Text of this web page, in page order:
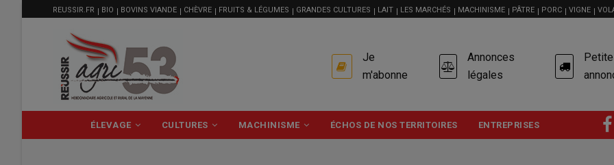
MENU
FILIÈRE
REUSSIR.FR BIO BOVINS VIANDE CHÈVRE FRUITS & LÉGUMES GRANDES CULTURES LAIT LES MARCHÉS MACHINISME PÂTRE PORC VIGNE
USER
ACCOUNT
MENU
Je
m'abonne
Annonces
légales
PRINCIPALE
ÉLEVAGE CULTURES MACHINISME ÉCHOS DE NOS TERRITOIRES ENTREPRISES